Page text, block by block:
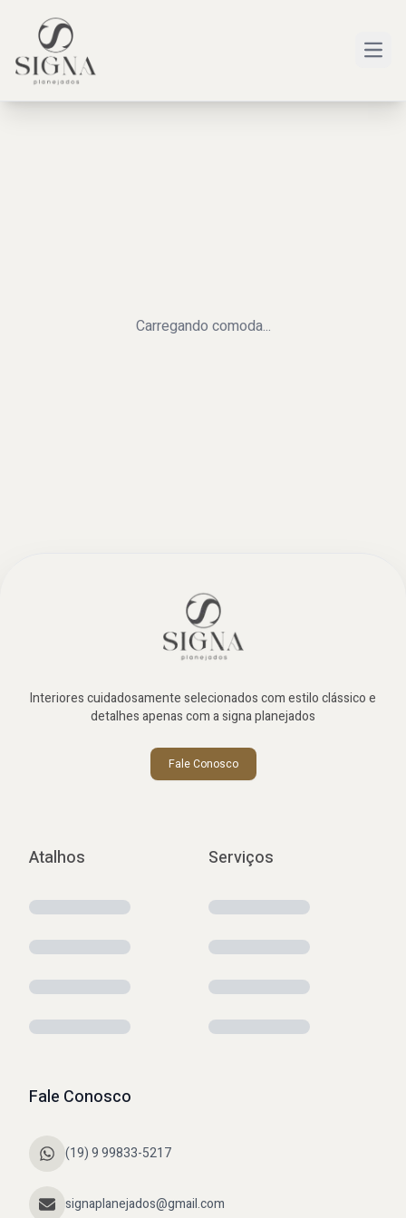
Carregando comoda...
Interiores cuidadosamente selecionados com estilo clássico e
detalhes apenas com a signa planejados
Fale Conosco
Atalhos Serviços
Fale Conosco
(19) 9 99833-5217
signaplanejados@gmail.com